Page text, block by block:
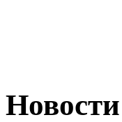
Новости